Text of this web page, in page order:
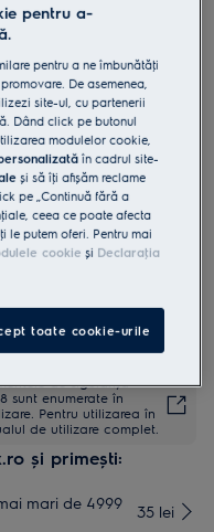
cu informaţii despre produs
pentru a proteja
și proaspete.
de siguranţă
sunt enumerate în
Pentru utilizarea în
de utilizare complet.
și primești:
mari de 4999
35 lei
pentru a-
pentru a ne îmbunătăţi
De asemenea,
site-ul, cu partenerii
Dând click pe butonul
modulelor cookie,
în cadrul site-
și să îţi afișăm reclame
pe „Continuă fără a
ceea ce poate afecta
le putem oferi. Pentru mai
cookie și Declaraţia
toate cookie-urile